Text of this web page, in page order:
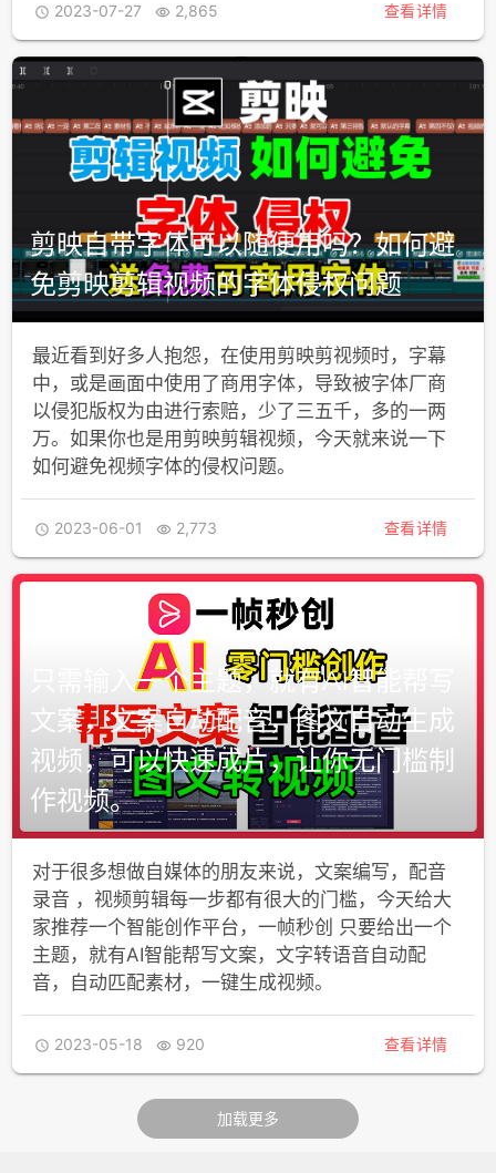
 2023-07-27  2,865 查看详情
剪映自带字体可以随便用吗？如何避
免剪映剪辑视频的字体侵权问题
最近看到好多人抱怨，在使用剪映剪视频时，字幕
中，或是画面中使用了商用字体，导致被字体厂商
以侵犯版权为由进行索赔，少了三五千，多的一两
万。如果你也是用剪映剪辑视频，今天就来说一下
如何避免视频字体的侵权问题。
 2023-06-01  2,773 查看详情
只需输入一个主题，就有AI智能帮写
文案，文案自动配音，图文自动生成
视频，可以快速成片，让你无门槛制
作视频。
对于很多想做自媒体的朋友来说，文案编写，配音
录音 ，视频剪辑每一步都有很大的门槛，今天给大
家推荐一个智能创作平台，一帧秒创 只要给出一个
主题，就有AI智能帮写文案，文字转语音自动配
音，自动匹配素材，一键生成视频。
 2023-05-18  920 查看详情
加载更多